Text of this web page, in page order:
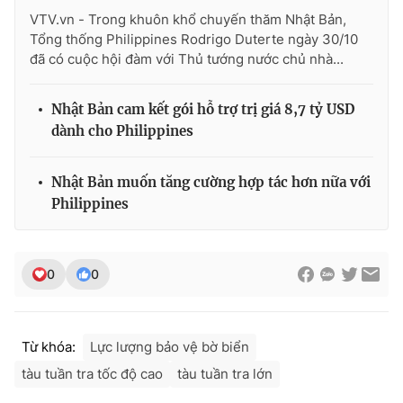
Theo dõi báo trên
Giấy phép hoạt động báo in và báo điện tử số 483/GP-BTTTT
cấp ngày 29/12/2023
Phó Tổng Biên tập:Nguyễn Thị Mỹ Hạnh, Phạm Quốc Thắng,
VTV.vn - Trong khuôn khổ chuyến thăm Nhật Bản,
Tổng thống Philippines Rodrigo Duterte ngày 30/10
đã có cuộc hội đàm với Thủ tướng nước chủ nhà...
Nhật Bản cam kết gói hỗ trợ trị giá 8,7 tỷ USD
dành cho Philippines
Nhật Bản muốn tăng cường hợp tác hơn nữa với
Philippines
0 0
Từ khóa:
Lực lượng bảo vệ bờ biển
tàu tuần tra tốc độ cao
tàu tuần tra lớn